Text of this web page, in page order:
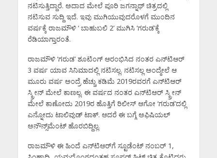
ನಟಿಸುತ್ತಿದ್ದಾರೆ. ಅದಾದ ಮೇಲೆ ಪೂರಿ ಜಗನ್ನಾಥ್ ಚಿತ್ರದಲ್ಲಿ
ನಟಿಸುವ ಸುದ್ದಿ ಇದೆ. ಇವು ಮುಗಿಯುವುದರೊಳಗೆ ಮುಂದಿನ
ವರ್ಷಕ್ಕೆ ರಾಜಮೌಳಿ ‘ ಬಾಹುಬಲಿ 2’ ಮುಗಿಸಿ ‘ಗರುಡ’ಕ್ಕೆ
ರೆಡಿಯಾಗ್ತಾರಂತೆ.
ರಾಜಮೌಳಿ ‘ಗರುಡ’ ಶೂಟಿಂಗ್ ಆರಂಭಿಸಿದ ನಂತರ ಎನ್‌ಟಿಆರ್‌
3 ವರ್ಷ ಯಾವ ಸಿನಿಮಾದಲ್ಲಿ ನಟಿಸಲ್ಲ. ನಟಿಸಲ್ಲ ಅಂದ್ಮೇಲೆ ಆ
ಮೂರು ವರ್ಷ ಅಂದ್ರೆ ಹೆಚ್ಚು ಕಡಿಮೆ 2019ರವರಗೆ ಎನ್‌ಟಿಆರ್
ಸ್ಕ್ರೀನ್ ಮೇಲೆ ಕಾಣಲ್ಲ. ಈ ವರ್ಷದ ನಂತರ ಎನ್‌ಟಿಆರ್ ಸ್ಕ್ರೀನ್
ಮೇಲೆ ಕಾಣೋದು 2019ರ ಹೊತ್ತಿಗೆ ರಿಲೀಸ್‌ ಆಗೋ ‘ಗರುಡ’ದಲ್ಲಿ
ಎನ್ನೋದು ಟಾಲಿವುಡ್ ಟಾಕ್‌. ಆದರೆ ಈ ಬಗ್ಗೆ ಅಫಿಷಿಯಲ್‌
ಅನೌನ್ಸ್‌ಮೆಂಟ್‌ ಹೊರಬಿದ್ದಿಲ್ಲ.
ರಾಜಮೌಳಿ ಈ ಹಿಂದೆ ಎನ್‌ಟಿಆರ್‌ಗೆ ಸ್ಟೂಡೆಂಟ್ ನಂಬರ್ 1,